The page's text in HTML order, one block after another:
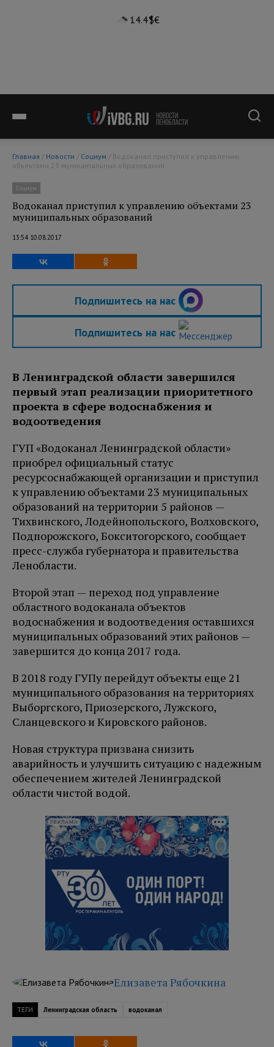
14.4°$€
Главная / Новости / Социум
объектами 23 муниципальных образований
Социум
Водоканал приступил к управлению объектами 23
муниципальных образований
13:54 10.08.2017
Подпишитесь на нас
Подпишитесь на нас
В Ленинградской области завершился
первый этап реализации приоритетного
проекта в сфере водоснабжения и
водоотведения
ГУП «Водоканал Ленинградской области»
приобрел официальный статус
ресурсоснабжающей организации и приступил
к управлению объектами 23 муниципальных
образований на территории 5 районов —
Тихвинского, Лодейнопольского, Волховского,
Подпорожского, Бокситогорского, сообщает
пресс-служба губернатора и правительства
Ленобласти.
Второй этап — переход под управление
областного водоканала объектов
водоснабжения и водоотведения оставшихся
муниципальных образований этих районов —
завершится до конца 2017 года.
В 2018 году ГУПу перейдут объекты еще 21
муниципального образования на территориях
Выборгского, Приозерского, Лужского,
Сланцевского и Кировского районов.
Новая структура призвана снизить
аварийность и улучшить ситуацию с надежным
обеспечением жителей Ленинградской
области чистой водой.
РЕКЛАМА
Елизавета Рябочкина
ТЕГИ Ленинградская область водоканал